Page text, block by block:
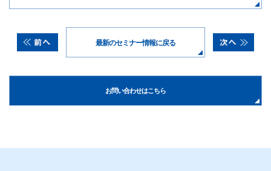
最新のセミナー情報に戻る
お問い合わせはこちら